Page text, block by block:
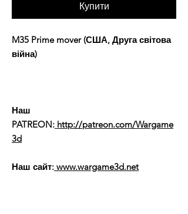
Купити
M35 Prime mover (США, Друга світова
війна)
Наш
PATREON: http://patreon.com/Wargame
3d
Наш сайт: www.wargame3d.net